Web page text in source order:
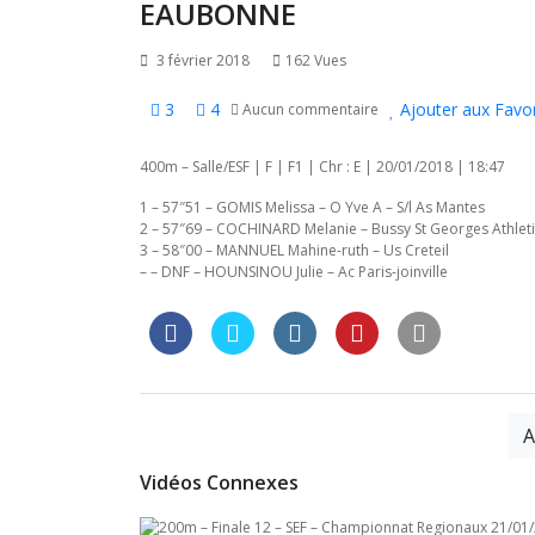
EAUBONNE
3 février 2018 162 Vues
3 4 Aucun commentaire Ajouter aux
400m – Salle/ESF | F | F1 | Chr : E | 20/01/2018 | 18:47
1 – 57″51 – GOMIS Melissa – O Yve A – S/l As Mantes
2 – 57″69 – COCHINARD Melanie – Bussy St Georges
3 – 58″00 – MANNUEL Mahine-ruth – Us Creteil
– – DNF – HOUNSINOU Julie – Ac Paris-joinville
Vidéos Connexes